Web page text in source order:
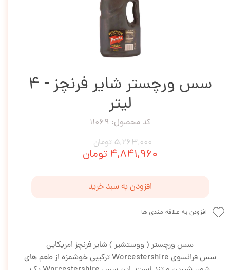
سس ورچستر شایر فرنچز - 4
لیتر
کد محصول: 11069
۵,۲۶۳,۰۰۰ تومان
۴,۸۴۱,۹۶۰ تومان
افزودن به سبد خرید
افزودن به علاقه مندی ها
سس ورچستر ( ووستشیر ) شایر فرنچز امریکایی
سس فرانسوی Worcestershire ترکیبی خوشمزه از طعم های